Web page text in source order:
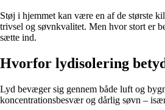
Støj i hjemmet kan være en af de største
trivsel og søvnkvalitet. Men hvor stort er
sætte ind.
Hvorfor lydisolering
Lyd bevæger sig gennem både luft og
koncentrationsbesvær og dårlig søvn –